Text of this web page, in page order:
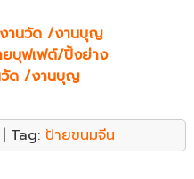
านวัด /งานบุญ
ยบุฟเฟต์/ปิ้งย่าง
วัด /งานบุญ
| Tag: ป้ายขนมจีน